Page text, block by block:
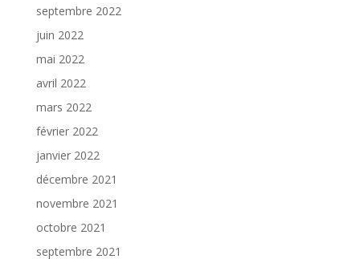
septembre 2022
juin 2022
mai 2022
avril 2022
mars 2022
février 2022
janvier 2022
décembre 2021
novembre 2021
octobre 2021
septembre 2021